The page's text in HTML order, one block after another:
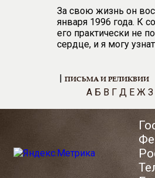
За свою жизнь он
января 1996 года. К
его практически не
сердце, и я могу
| ПИСЬМА И РЕЛИКВИИ
А Б В Г Д Е Ж З